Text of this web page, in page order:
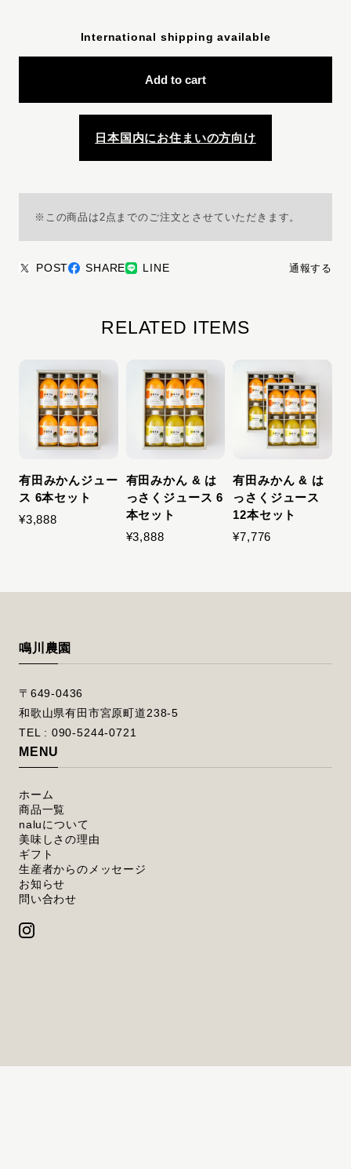
International shipping available
Add to cart
日本国内にお住まいの方向け
※この商品は2点までのご注文とさせていただきます。
POST SHARE LINE 通報する
RELATED ITEMS
有田みかんジュー
ス 6本セット
¥3,888
有田みかん & は
っさくジュース 6
本セット
¥3,888
有田みかん & は
っさくジュース
12本セット
¥7,776
鳴川農園
〒649-0436
和歌山県有田市宮原町道238-5
TEL : 090-5244-0721
MENU
ホーム
商品一覧
naluについて
美味しさの理由
ギフト
生産者からのメッセージ
お知らせ
問い合わせ